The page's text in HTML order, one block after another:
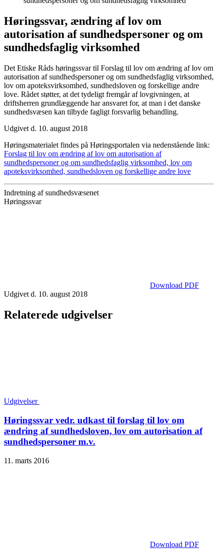
Høringssvar, ændring af lov om
autorisation af sundhedspersoner og om
sundhedsfaglig virksomhed
Det Etiske Råds høringssvar til Forslag til lov om ændring af lov om
autorisation af sundhedspersoner og om sundhedsfaglig virksomhed,
lov om apoteksvirksomhed, sundhedsloven og forskellige andre
love. Rådet støtter, at det tydeligt fremgår af lovgivningen, at
driftsherren grundlæggende har ansvaret for, at man i det danske
sundhedsvæsen kan tilbyde fagligt forsvarlig behandling.
Udgivet d. 10. august 2018
Høringsmaterialet findes på Høringsportalen via nedenstående link:
Forslag til lov om ændring af lov om autorisation af
sundhedspersoner og om sundhedsfaglig virksomhed, lov om
apoteksvirksomhed, sundhedsloven og forskellige andre love
Indretning af sundhedsvæsenet
Høringssvar
Download PDF
Udgivet d. 10. august 2018
Relaterede udgivelser
Udgivelser
Høringssvar vedr. udkast til forslag til lov om
ændring af sundhedsloven, lov om autorisation af
sundhedspersoner m.v.
11. marts 2016
Download PDF